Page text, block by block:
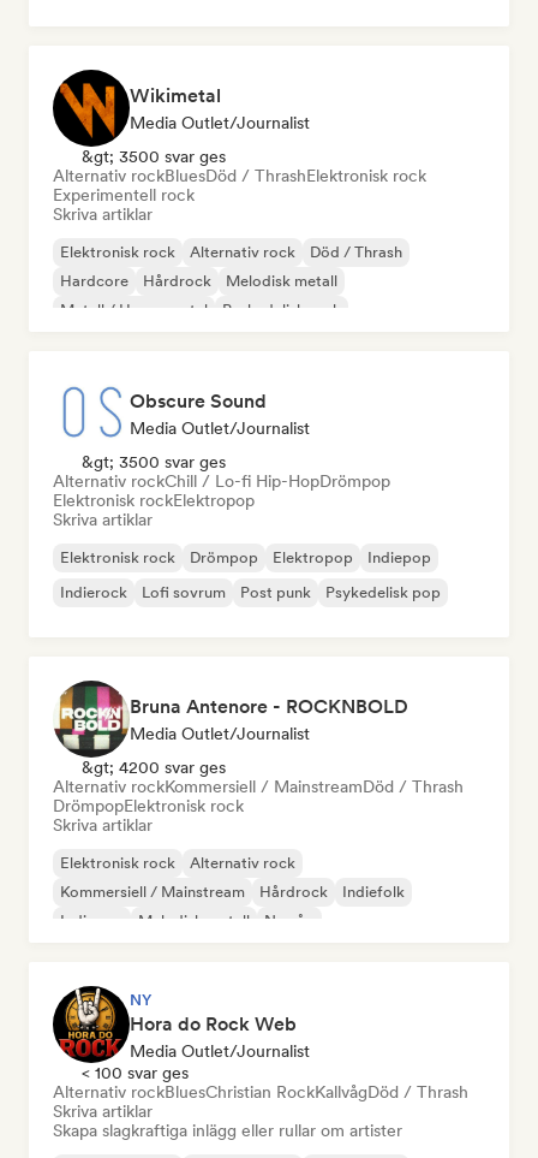
Wikimetal
Media Outlet/Journalist
&gt; 3500 svar ges
Alternativ rockBluesDöd / ThrashElektronisk rock
Experimentell rock
Skriva artiklar
Elektronisk rock Alternativ rock
Död / Thrash
Hardcore
Hårdrock
Melodisk metall
Metall / Heavy metal
Psykedelisk rock
Obscure Sound
Media Outlet/Journalist
&gt; 3500 svar ges
Alternativ rockChill / Lo-fi Hip-HopDrömpop
Elektronisk rockElektropop
Skriva artiklar
Elektronisk rock Drömpop Elektropop
Indiepop
Indierock
Lofi sovrum Post punk Psykedelisk pop
Bruna Antenore - ROCKNBOLD
Media Outlet/Journalist
&gt; 4200 svar ges
Alternativ rockKommersiell / MainstreamDöd / Thrash
DrömpopElektronisk rock
Skriva artiklar
Elektronisk rock
Alternativ rock
Kommersiell / Mainstream
Hårdrock
Indiefolk
Indiepop
Melodisk metall Ny våg
NY
Hora do Rock Web
Media Outlet/Journalist
< 100 svar ges
Alternativ rockBluesChristian RockKallvågDöd / Thrash
Skriva artiklar
Skapa slagkraftiga inlägg eller rullar om artister